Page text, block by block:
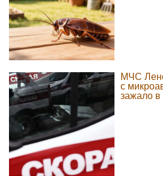
МЧС
с
зажало в